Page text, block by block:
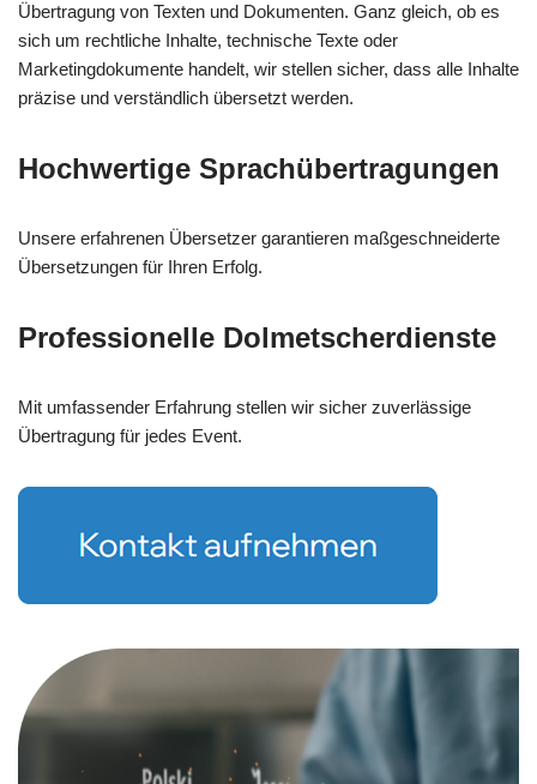
Übertragung von Texten und Dokumenten. Ganz gleich, ob es
sich um rechtliche Inhalte, technische Texte oder
Marketingdokumente handelt, wir stellen sicher, dass alle Inhalte
präzise und verständlich übersetzt werden.
Hochwertige Sprachübertragungen
Unsere erfahrenen Übersetzer garantieren maßgeschneiderte
Übersetzungen für Ihren Erfolg.
Professionelle Dolmetscherdienste
Mit umfassender Erfahrung stellen wir sicher zuverlässige
Übertragung für jedes Event.